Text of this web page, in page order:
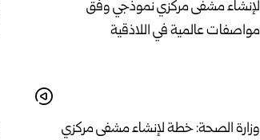
وزارة الصحة: خطة لإنشاء مشفى مركزي